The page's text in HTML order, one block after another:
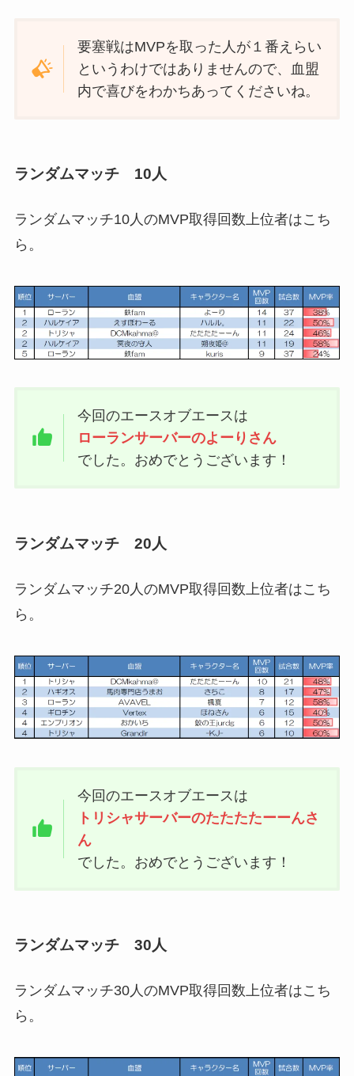
要塞戦はMVPを取った人が１番えらい
というわけではありませんので、血盟
内で喜びをわかちあってくださいね。
ランダムマッチ 10人
ランダムマッチ10人のMVP取得回数上位者はこち
ら。
今回のエースオブエースは
ローランサーバーのよーりさん
でした。おめでとうございます！
ランダムマッチ 20人
ランダムマッチ20人のMVP取得回数上位者はこち
ら。
今回のエースオブエースは
トリシャサーバーのたたたたーーんさ
ん
でした。おめでとうございます！
ランダムマッチ 30人
ランダムマッチ30人のMVP取得回数上位者はこち
ら。